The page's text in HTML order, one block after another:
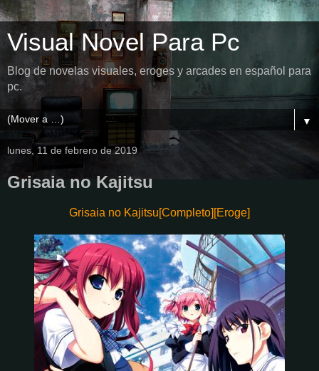
Visual Novel Para Pc
Blog de novelas visuales, eroges y arcades en español para
pc.
▼
lunes, 11 de febrero de 2019
Grisaia no Kajitsu
Grisaia no Kajitsu[Completo][Eroge]